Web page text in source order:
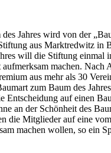
Jahres wird von der
aus Marktredwitz in
will die Stiftung einmal
aufmerksam machen. Nach
aus mehr als 30
zum Baum des
Entscheidung auf einen
an der Schönheit des
die Mitglieder auf eine
machen wollen, so ein